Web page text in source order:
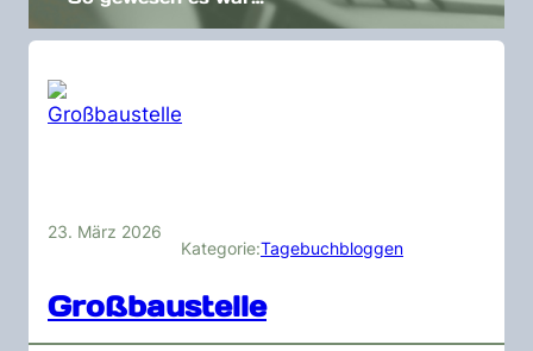
23. März 2026
Kategorie:Tagebuchbloggen
Großbaustelle